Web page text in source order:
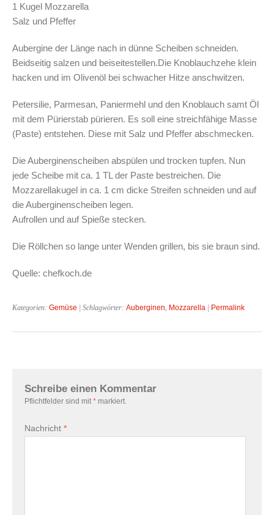
1 Kugel Mozzarella
Salz und Pfeffer
Aubergine der Länge nach in dünne Scheiben schneiden.
Beidseitig salzen und beiseitestellen.Die Knoblauchzehe klein
hacken und im Olivenöl bei schwacher Hitze anschwitzen.
Petersilie, Parmesan, Paniermehl und den Knoblauch samt Öl
mit dem Pürierstab pürieren. Es soll eine streichfähige Masse
(Paste) entstehen. Diese mit Salz und Pfeffer abschmecken.
Die Auberginenscheiben abspülen und trocken tupfen. Nun
jede Scheibe mit ca. 1 TL der Paste bestreichen. Die
Mozzarellakugel in ca. 1 cm dicke Streifen schneiden und auf
die Auberginenscheiben legen.
Aufrollen und auf Spieße stecken.
Die Röllchen so lange unter Wenden grillen, bis sie braun sind.
Quelle: chefkoch.de
Kategorien: Gemüse | Schlagwörter: Auberginen Mozzarella | Permalink
Schreibe einen Kommentar
Pflichtfelder sind mit * markiert.
Nachricht *